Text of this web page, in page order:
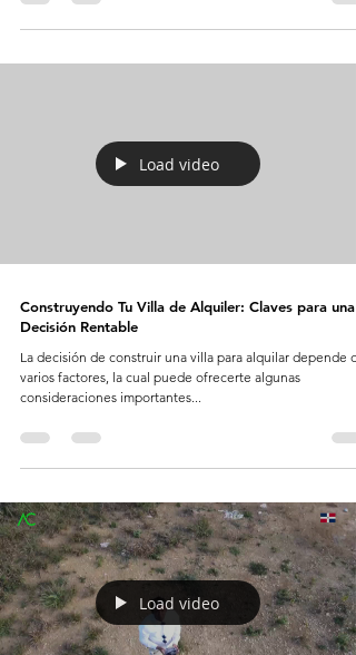
Load video
Construyendo Tu Villa de Alquiler: Claves para una
Decisión Rentable
La decisión de construir una villa para alquilar depende
varios factores, la cual puede ofrecerte algunas
consideraciones importantes...
Load video